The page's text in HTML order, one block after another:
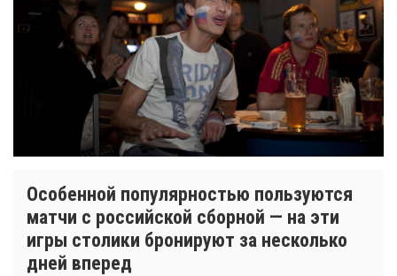
Особенной популярностью пользуются
матчи с российской сборной — на эти
игры столики бронируют за несколько
дней вперед